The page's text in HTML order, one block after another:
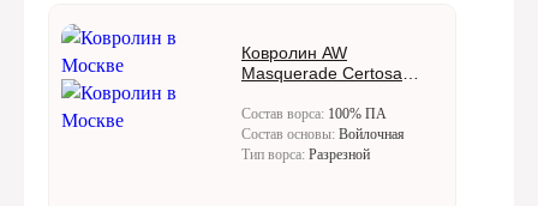
Ковролин AW
Masquerade Certosa
Состав ворса: 100% ПА
Состав основы: Войлочная
Тип ворса: Разрезной